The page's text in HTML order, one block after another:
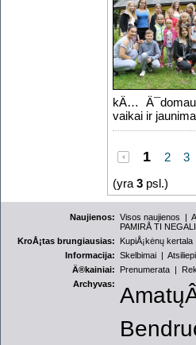
kÄ…
vaikai ir
1 2
3
(yra3 psl.)
Naujienos: Visos naujienos |
PAMIRÅ TI
KroÅ¡tas brungiausias:
KupiÅ¡kėnų kertala
Informacija:
Skelbimai |
Ä®kainiai:
Prenumerata |
Archyvas: